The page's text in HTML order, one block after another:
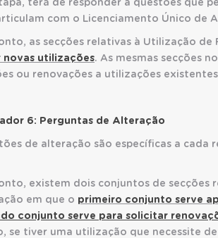
terá de responder a questões que
com o Licenciamento Único de
as secções relativas à Utilização
novas utilizações. As mesmas secções
ou renovações a utilizações
6: Perguntas de Alteração
de alteração são específicas a
existem dois conjuntos de secções
em que o primeiro conjunto serve
conjunto serve para solicitar
se tiver uma utilização que necessite